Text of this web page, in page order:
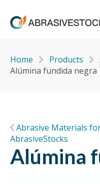
Home Products
Alúmina fundida negra
Abrasive Materials
AbrasiveStocks
Alúmina